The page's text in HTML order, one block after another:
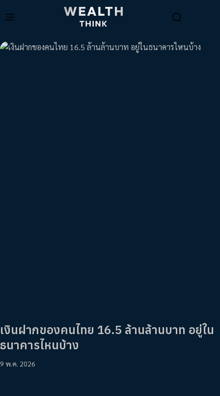
เงินฝากของคนไทย 16.5 ล้านล้านบาท อยู่ใน
ธนาคารไหนบ้าง
9 พ.ค. 2026